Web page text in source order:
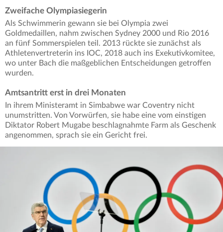
Zweifache Olympiasiegerin
Als Schwimmerin gewann sie bei Olympia zwei
Goldmedaillen, nahm zwischen Sydney 2000 und Rio 2016
an fünf Sommerspielen teil. 2013 rückte sie zunächst als
Athletenvertreterin ins IOC, 2018 auch ins Exekutivkomitee,
wo unter Bach die maßgeblichen Entscheidungen getroffen
wurden.
Amtsantritt erst in drei Monaten
In ihrem Ministeramt in Simbabwe war Coventry nicht
unumstritten. Von Vorwürfen, sie habe eine vom einstigen
Diktator Robert Mugabe beschlagnahmte Farm als Geschenk
angenommen, sprach sie ein Gericht frei.